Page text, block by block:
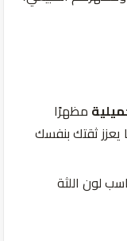
مظهرًا
يعزز ثقتكبنفسك
لون اللثة